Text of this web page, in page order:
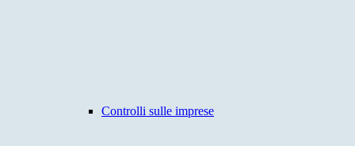
Controlli sulle imprese